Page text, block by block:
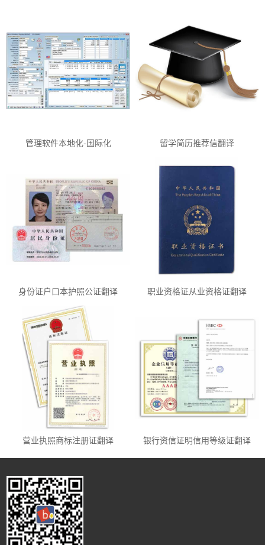
管理软件本地化-国际化 留学简历推荐信翻译
身份证户口本护照公证翻译 职业资格证从业资格证翻译
营业执照商标注册证翻译 银行资信证明信用等级证翻译